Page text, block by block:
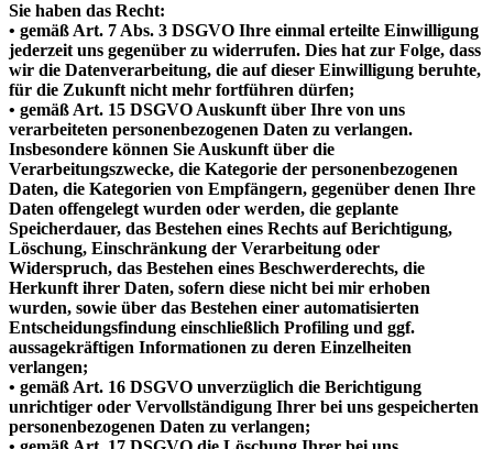
Sie haben das Recht:
• gemäß Art. 7 Abs. 3 DSGVO Ihre einmal erteilte Einwilligung
jederzeit uns gegenüber zu widerrufen. Dies hat zur Folge, dass
wir die Datenverarbeitung, die auf dieser Einwilligung beruhte,
für die Zukunft nicht mehr fortführen dürfen;
• gemäß Art. 15 DSGVO Auskunft über Ihre von uns
verarbeiteten personenbezogenen Daten zu verlangen.
Insbesondere können Sie Auskunft über die
Verarbeitungszwecke, die Kategorie der personenbezogenen
Daten, die Kategorien von Empfängern, gegenüber denen Ihre
Daten offengelegt wurden oder werden, die geplante
Speicherdauer, das Bestehen eines Rechts auf Berichtigung,
Löschung, Einschränkung der Verarbeitung oder
Widerspruch, das Bestehen eines Beschwerderechts, die
Herkunft ihrer Daten, sofern diese nicht bei mir erhoben
wurden, sowie über das Bestehen einer automatisierten
Entscheidungsfindung einschließlich Profiling und ggf.
aussagekräftigen Informationen zu deren Einzelheiten
verlangen;
• gemäß Art. 16 DSGVO unverzüglich die Berichtigung
unrichtiger oder Vervollständigung Ihrer bei uns gespeicherten
personenbezogenen Daten zu verlangen;